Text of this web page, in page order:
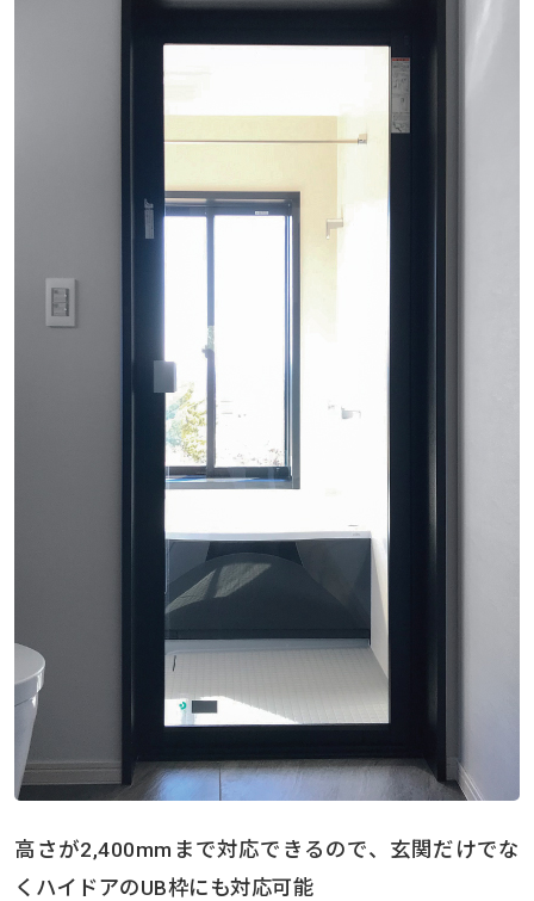
高さが2,400mmまで対応できるので、玄関だけでな
くハイドアのUB枠にも対応可能